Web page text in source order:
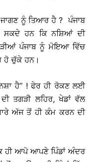
ਨੂੰ ਤਿਆਰ ਹੈ ? ਪੰਜਾਬ
ਹਨ ਕਿ ਨਸ਼ਿਆਂ ਦੀ
ਪੰਜਾਬ ਨੂੰ ਮੋਇਆ ਵਿੱਚ
ਹੋ ਚੁੱਕੇ ਹਨ।
ਹੈ’’ ! ਫੇਰ ਹੀ ਰੋਕਣ ਲਈ
ਤਗੜੀ ਲਹਿਰ, ਖੇਡਾਂ ਵੱਲ
ਅੱਜ ਤੋਂ ਹੀ ਕੰਮ ਕਰਨ ਦੀ
ਹੀ ਆਪੋ ਆਪਣੇ ਪਿੰਡਾਂ ਅੰਦਰ